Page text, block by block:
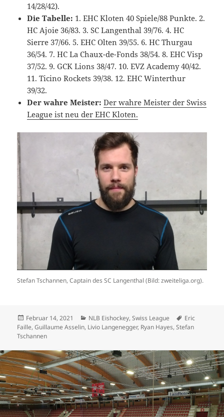
14/28/42).
Die Tabelle: 1. EHC Kloten 40 Spiele/88 Punkte. 2.
HC Ajoie 36/83. 3. SC Langenthal 39/76. 4. HC
Sierre 37/66. 5. EHC Olten 39/55. 6. HC Thurgau
36/54. 7. HC La Chaux-de-Fonds 38/54. 8. EHC Visp
37/52. 9. GCK Lions 38/47. 10. EVZ Academy 40/42.
11. Ticino Rockets 39/38. 12. EHC Winterthur
39/32.
Der wahre Meister: Der wahre Meister der Swiss
League ist neu der EHC Kloten.
Stefan Tschannen, Captain des SC Langenthal (Bild: zweiteliga.org).
Veröffentlicht
am
Februar 14, 2021 Kategorien
NLB Eishockey,Swiss League Schlagwörter
Eric
Faille,Guillaume Asselin, Livio Langenegger, Ryan Hayes,Stefan
Tschannen